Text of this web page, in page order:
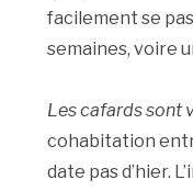
facilement se
semaines, voire
Les cafards sont
cohabitation
date pas d’hier.